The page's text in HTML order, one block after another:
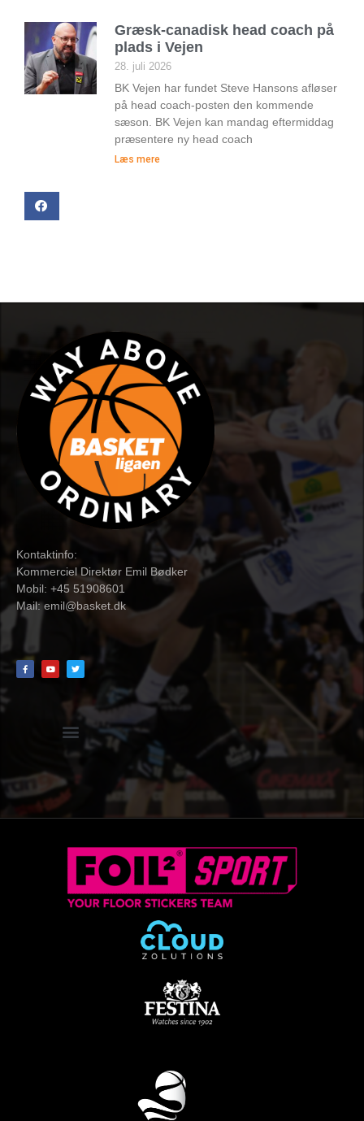
Græsk-canadisk head coach på
plads i Vejen
28. juli 2026
BK Vejen har fundet Steve Hansons afløser
på head coach-posten den kommende
sæson. BK Vejen kan mandag eftermiddag
præsentere ny head coach
Læs mere
Kontaktinfo:
Kommerciel Direktør Emil Bødker
Mobil: +45 51908601
Mail:emil@basket.dk